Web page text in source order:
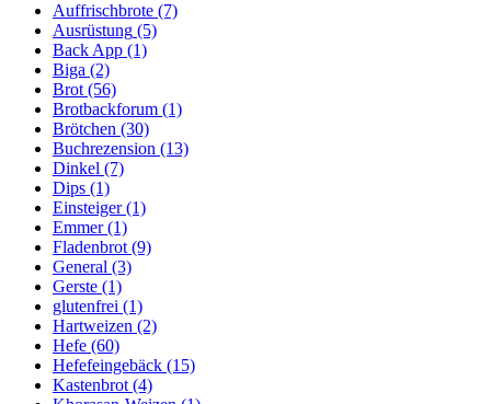
Auffrischbrote (7)
Ausrüstung (5)
Back App (1)
Biga (2)
Brot (56)
Brotbackforum (1)
Brötchen (30)
Buchrezension (13)
Dinkel (7)
Dips (1)
Einsteiger(1)
Emmer(1)
Fladenbrot (9)
General (3)
Gerste (1)
glutenfrei (1)
Hartweizen (2)
Hefe (60)
Hefefeingebäck (15)
Kastenbrot (4)